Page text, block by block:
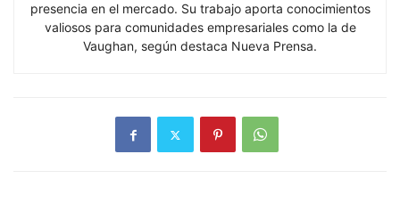
presencia en el mercado. Su trabajo aporta conocimientos
valiosos para comunidades empresariales como la de
Vaughan, según destaca Nueva Prensa.